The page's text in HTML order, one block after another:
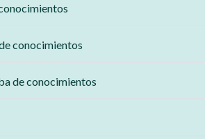
conocimientos
de conocimientos